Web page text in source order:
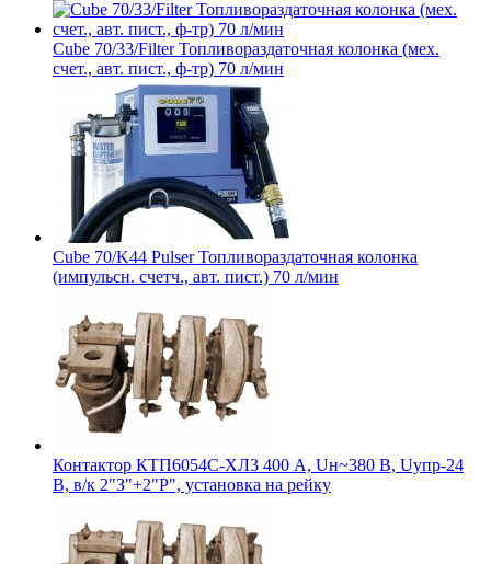
Cube 70/33/Filter Топливораздаточная колонка (мех.
счет., авт. пист., ф-тр) 70 л/мин
Cube 70/K44 Pulser Топливораздаточная колонка
(импульсн. счетч., авт. пист.) 70 л/мин
Контактор КТП6054С-ХЛ3 400 А, Uн~380 В, Uупр-24
В, в/к 2"З"+2"Р", установка на рейку